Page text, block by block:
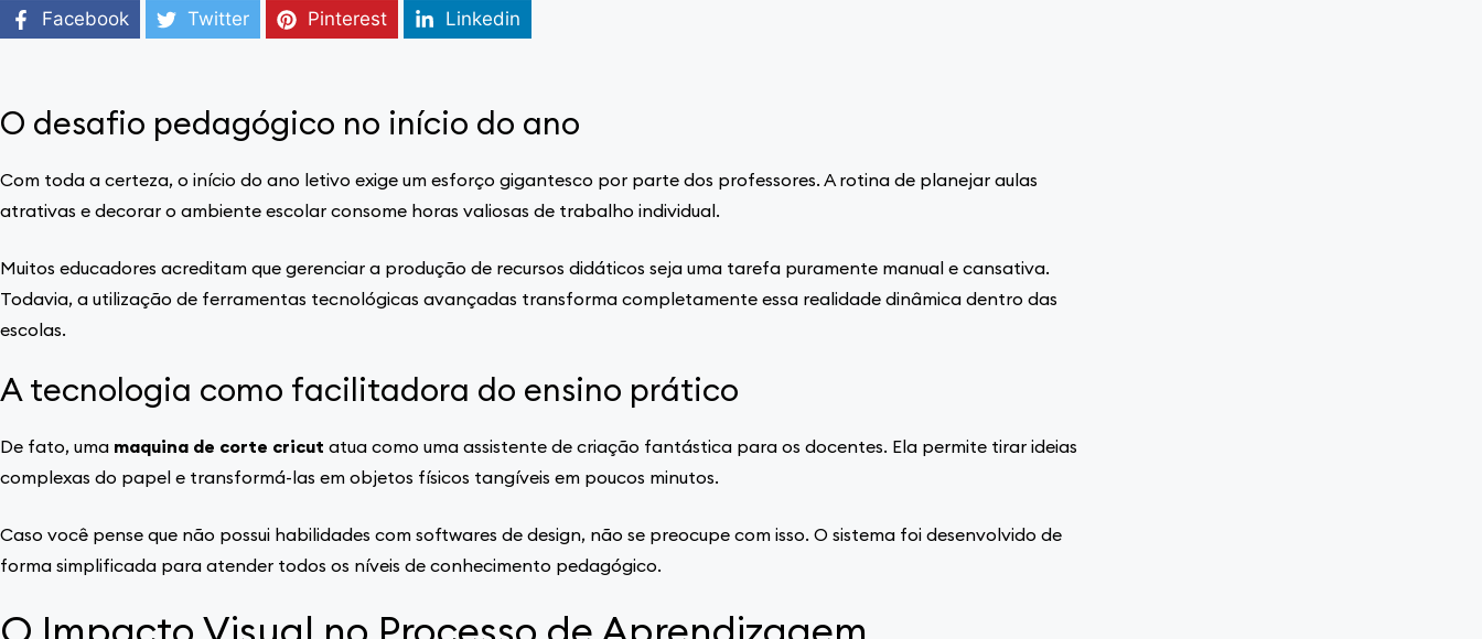
Facebook Twitter Pinterest Linkedin
O desafio pedagógico no início do ano
Com toda a certeza, o início do ano letivo exige um esforço gigantesco por parte dos professores. A rotina de planejar aulas
atrativas e decorar o ambiente escolar consome horas valiosas de trabalho individual.
Muitos educadores acreditam que gerenciar a produção de recursos didáticos seja uma tarefa puramente manual e cansativa.
Todavia, a utilização de ferramentas tecnológicas avançadas transforma completamente essa realidade dinâmica dentro das
escolas.
A tecnologia como facilitadora do ensino prático
De fato, uma maquina de corte cricut atua como uma assistente de criação fantástica para os docentes. Ela permite tirar ideias
complexas do papel e transformá-las em objetos físicos tangíveis em poucos minutos.
Caso você pense que não possui habilidades com softwares de design, não se preocupe com isso. O sistema foi desenvolvido de
forma simplificada para atender todos os níveis de conhecimento pedagógico.